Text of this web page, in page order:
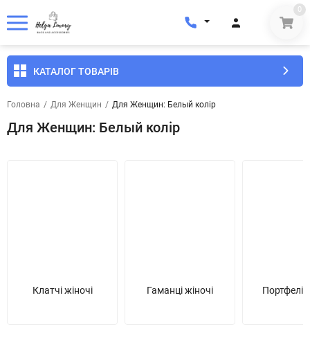
0
КАТАЛОГ ТОВАРІВ
Головна / Для Женщин / Для Женщин: Белый колір
Для Женщин: Белый колір
Клатчі жіночі Гаманці жіночі Портфелі